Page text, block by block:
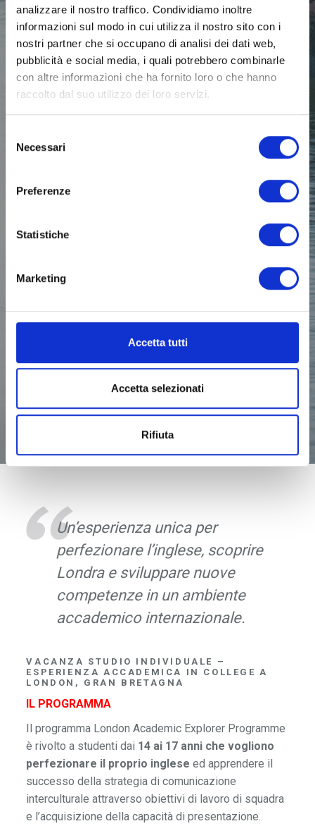
analizzare il nostro traffico. Condividiamo inoltre
informazioni sul modo in cui utilizza il nostro sito con i
nostri partner che si occupano di analisi dei dati web,
pubblicità e social media, i quali potrebbero combinarle
con altre informazioni che ha fornito loro o che hanno
raccolto dal suo utilizzo dei loro servizi.
delNecessari
Preferenze
Statistiche
Marketing
Accetta tutti
Accetta selezionati
Rifiuta
Un’esperienza unica per
perfezionare l’inglese, scoprire
Londra e sviluppare nuove
competenze in un ambiente
accademico internazionale.
VACANZA STUDIO INDIVIDUALE –
ESPERIENZA ACCADEMICA IN COLLEGE A
LONDON, GRAN BRETAGNA
IL PROGRAMMA
Il programma London Academic Explorer Programme
è rivolto a studenti dai 14 ai 17 anni che vogliono
perfezionare il proprio inglese ed apprendere il
successo della strategia di comunicazione
interculturale attraverso obiettivi di lavoro di squadra
e l’acquisizione della capacità di presentazione.